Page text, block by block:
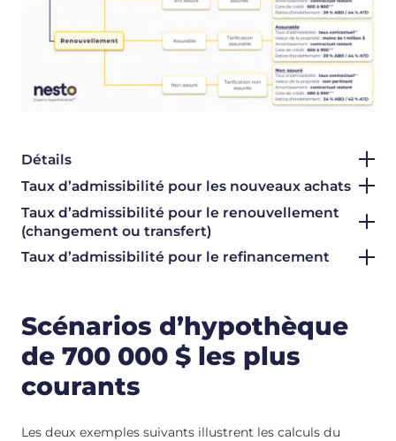
Détails
Taux d’admissibilité pour les nouveaux achats
Taux d’admissibilité pour le renouvellement
(changement ou transfert)
Taux d’admissibilité pour le refinancement
Scénarios d’hypothèque
de 700 000 $ les plus
courants
Les deux exemples suivants illustrent les calculs du